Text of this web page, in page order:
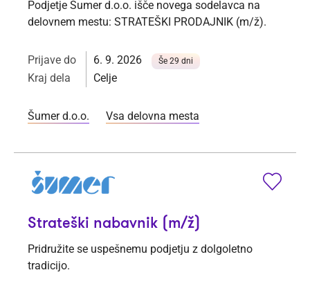
Podjetje Šumer d.o.o. išče novega sodelavca na
delovnem mestu: STRATEŠKI PRODAJNIK (m/ž).
Prijave do 6. 9. 2026 Še 29 dni
Kraj dela Celje
Šumer d.o.o. Vsa delovna mesta
Strateški nabavnik (m/ž)
Pridružite se uspešnemu podjetju z dolgoletno
tradicijo.